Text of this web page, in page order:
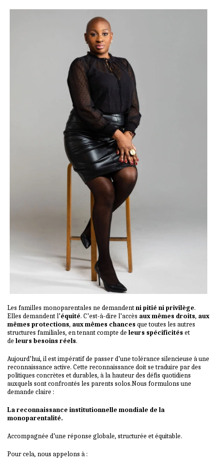
Les familles monoparentales ne demandentni pitié ni privilège.
Elles demandent l’équité. C’est-à-dire l’accès aux mêmes droits, aux
mêmes protections, aux mêmes chances que toutes les autres
structures familiales, en tenant compte de leurs spécificités et
de leurs besoins réels.
Aujourd’hui, il est impératif de passer d’une tolérance silencieuse à une
reconnaissance active. Cette reconnaissance doit se traduire par des
politiques concrètes et durables, à la hauteur des défis quotidiens
auxquels sont confrontés les parents solos.Nous formulons une
demande claire :
La reconnaissance institutionnelle mondiale de la
monoparentalité.
Accompagnée d’une réponse globale, structurée et équitable.
Pour cela, nous appelons à :